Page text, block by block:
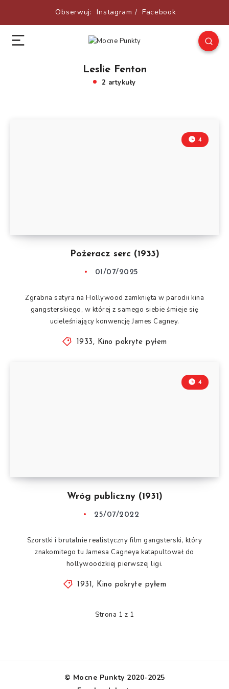
Obserwuj: Instagram / Facebook
Leslie Fenton
2 artykuły
Pożeracz serc (1933)
4
01/07/2025
Zgrabna satyra na Hollywood zamknięta w parodii kina
gangsterskiego, w której z samego siebie śmieje się
ucieleśniający konwencję James Cagney.
1933, Kino pokryte pyłem
Wróg publiczny (1931)
4
25/07/2022
Szorstki i brutalnie realistyczny film gangsterski, który
znakomitego tu Jamesa Cagneya katapultował do
hollywoodzkiej pierwszej ligi.
1931, Kino pokryte pyłem
Strona 1 z 1
© Mocne Punkty 2020-2025